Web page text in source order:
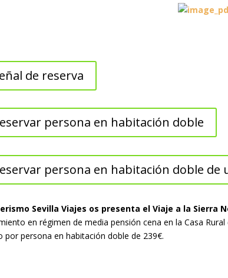
de reserva
persona en habitación doble
persona en habitación doble de
Sevilla Viajes os presenta el Viaje a la Sierra
en régimen de media pensión cena en la Casa
por persona en habitación doble de 239€.